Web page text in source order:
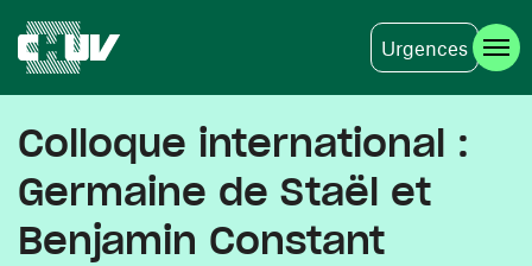
Urgences
Colloque international :
Germaine de Staël et
Benjamin Constant